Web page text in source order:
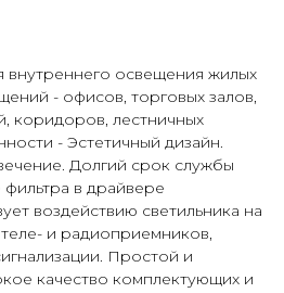
внутреннего освещения жилых
- офисов, торговых залов,
коридоров, лестничных
- Эстетичный дизайн.
Долгий срок службы
в драйвере
воздействию светильника на
и радиоприемников,
Простой и
качество комплектующих и